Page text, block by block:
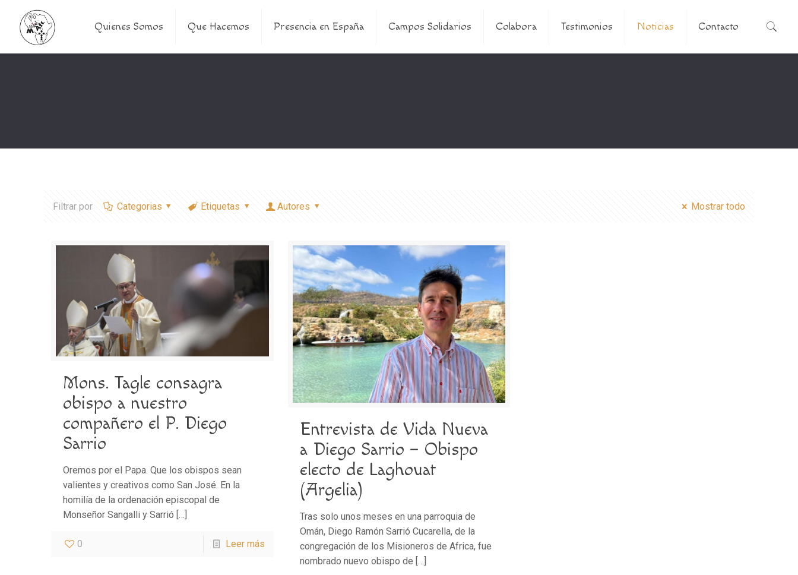
Quienes Somos Que Hacemos Presencia en España Campos Solidarios Colabora Testimonios Noticias Contacto
Filtrar por Categorias Etiquetas Autores Mostrar todo
Mons. Tagle consagra
obispo a nuestro
compañero el P. Diego
Sarrio
Oremos por el Papa. Que los obispos sean
valientes y creativos como San José. En la
homilía de la ordenación episcopal de
Monseñor Sangalli y Sarrió […]
0 Leer más
Entrevista de Vida Nueva
a Diego Sarrio – Obispo
electo de Laghouat
(Argelia)
Tras solo unos meses en una parroquia de
Omán, Diego Ramón Sarrió Cucarella, de la
congregación de los Misioneros de Africa, fue
nombrado nuevo obispo de […]